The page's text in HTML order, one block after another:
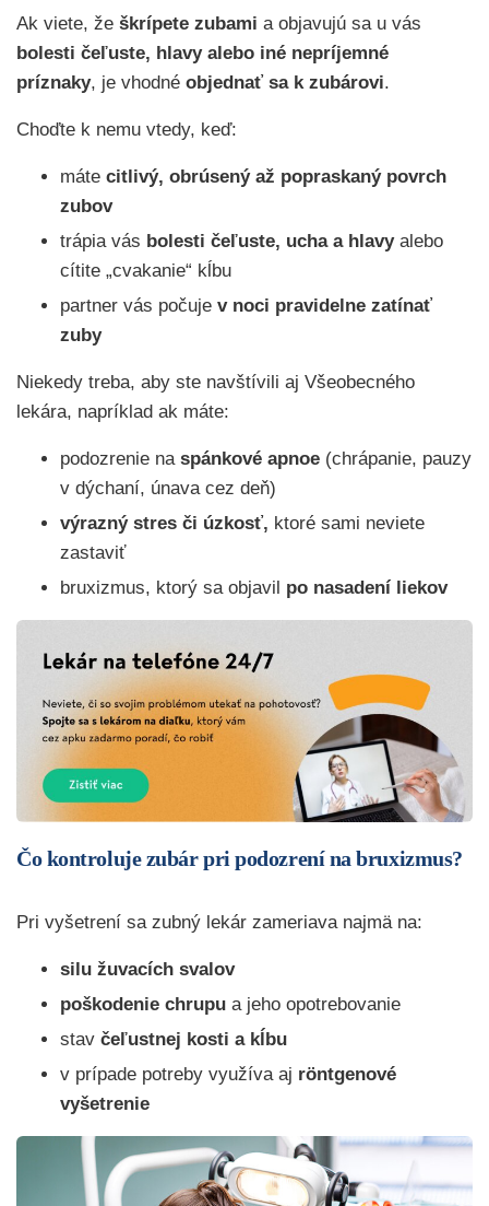
Ak viete, že škrípete zubami a objavujú sa u vás
bolesti čeľuste, hlavy alebo iné nepríjemné
príznaky, je vhodné objednať sa k zubárovi.
Choďte k nemu vtedy, keď:
máte citlivý, obrúsený až popraskaný povrch
zubov
trápia vás bolesti čeľuste, ucha a hlavyalebo
cítite „cvakanie“ kĺbu
partner vás počuje v noci pravidelne zatínať
zuby
Niekedy treba, aby ste navštívili aj Všeobecného
lekára, napríklad ak máte:
podozrenie na spánkové apnoe (chrápanie, pauzy
v dýchaní, únava cez deň)
výrazný stres či úzkosť, ktoré sami neviete
zastaviť
bruxizmus, ktorý sa objavil po nasadení liekov
Čo kontroluje zubár pri podozrení na bruxizmus?
Pri vyšetrení sa zubný lekár zameriava najmä na:
silu žuvacích svalov
poškodenie chrupu a jeho opotrebovanie
stav čeľustnej kosti a kĺbu
v prípade potreby využíva aj röntgenové
vyšetrenie